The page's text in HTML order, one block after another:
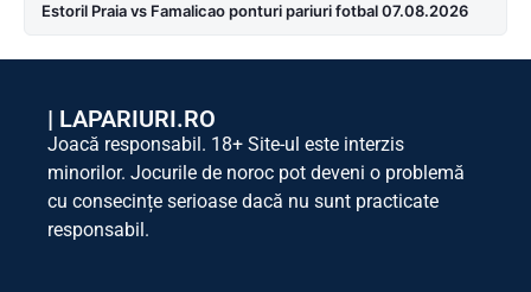
Estoril Praia vs Famalicao ponturi pariuri fotbal 07.08.2026
| LAPARIURI.RO
Joacă responsabil. 18+ Site-ul este interzis
minorilor. Jocurile de noroc pot deveni o problemă
cu consecințe serioase dacă nu sunt practicate
responsabil.